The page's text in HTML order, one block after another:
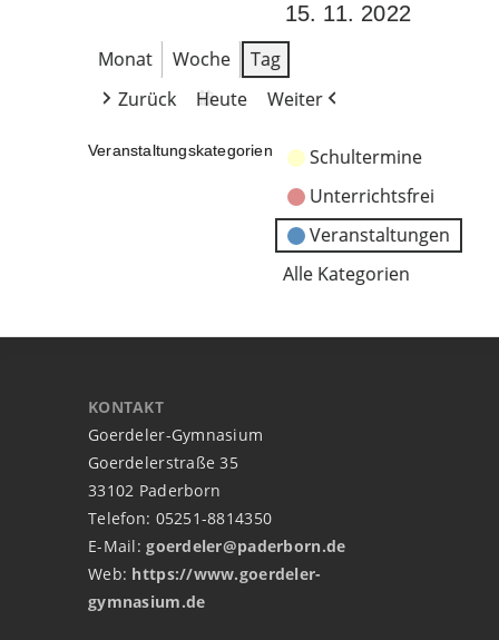
15. 11. 2022
Monat
Woche
Tag
Zurück
Heute Weiter
Veranstaltungskategorien
Schultermine
Unterrichtsfrei
Veranstaltungen
Alle Kategorien
KONTAKT
Goerdeler-Gymnasium
Goerdelerstraße 35
33102 Paderborn
Telefon: 05251-8814350
E-Mail:goerdeler@paderborn.de
Web: https://www.goerdeler-
gymnasium.de